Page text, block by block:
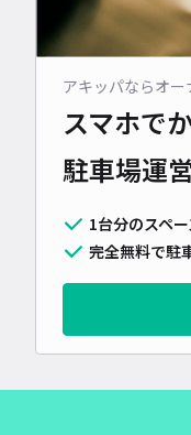
アキッパならオ
スマホで
駐車場運
1台分のスペ
完全無料で駐